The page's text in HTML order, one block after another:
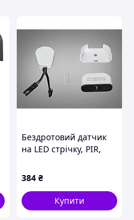
Бездротовий датчик
на LED стрічку, PIR,
384 ₴
Купити